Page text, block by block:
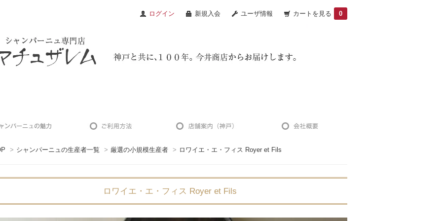
ログイン 新規入会 ユーザ情報 カートを見る 0
> シャンパーニュの生産者一覧 > 厳選の小規模生産者 > ロワイエ・エ・フィス Royer et Fils
ロワイエ・エ・フィス Royer et Fils